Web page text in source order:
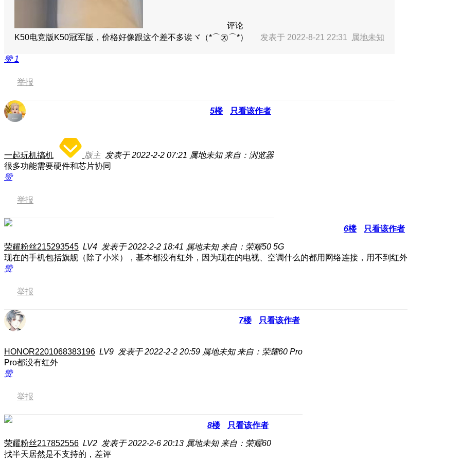
评论
K50电竞版K50冠军版，价格好像跟这个差不多诶ヾ（*⌒㉨⌒*）ゞ 发表于 2022-8-21 22:31 属地未知
赞1
举报
5楼 只看该作者
一起玩机搞机 版主 发表于 2022-2-2 07:21 属地未知 来自：浏览器
很多功能需要硬件和芯片协同
赞
举报
6楼 只看该作者
荣耀粉丝215293545 LV4 发表于 2022-2-2 18:41 属地未知 来自：荣耀50 5G
现在的手机包括旗舰（除了小米），基本都没有红外，因为现在的电视、空调什么的都用网络连接，用不到红外
赞
举报
7楼 只看该作者
HONOR2201068383196 LV9 发表于 2022-2-2 20:59 属地未知 来自：荣耀60 Pro
Pro都没有红外
赞
举报
8楼 只看该作者
荣耀粉丝217852556 LV2 发表于 2022-2-6 20:13 属地未知 来自：荣耀60
找半天居然是不支持的，差评